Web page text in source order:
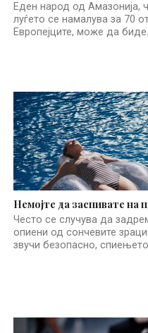
Еден народ од Амазонија,
луѓето се намалува за 70
Европејците, може да
Немојте да заспивате на
Често се случува да
опиени од сончевите
звучи безопасно,